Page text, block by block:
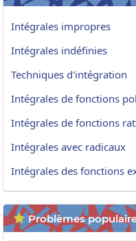
Intégrales impropres
Intégrales indéfinies
Techniques d'intégration
Intégrales de fonctions
Intégrales de fonctions
Intégrales avec radicaux
Intégrales des fonctions
 Problèmes